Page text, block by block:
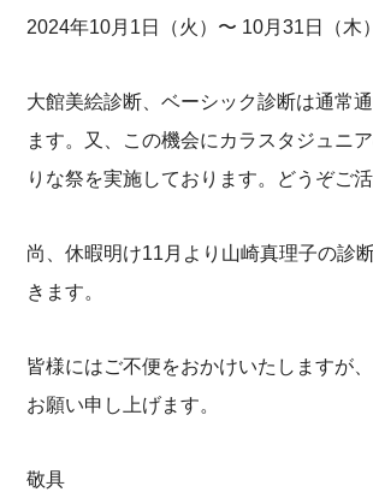
2024年10月1日（火）〜 10月31日（木）
大館美絵診断、ベーシック診断は通常
ます。又、この機会にカラスタジュニ
りな祭を実施しております。どうぞご活
尚、休暇明け11月より山崎真理子の診
きます。
皆様にはご不便をおかけいたしますが
お願い申し上げます。
敬具